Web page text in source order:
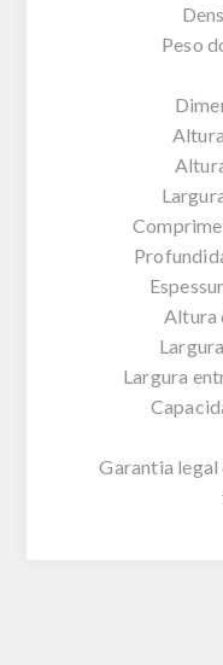
Peso
Altura
Largura
Garantia